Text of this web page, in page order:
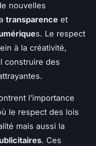
nouvelles
transparence et
s. Le respect
à la créativité,
construire des
l’importance
le respect des lois
mais aussi la
. Ces